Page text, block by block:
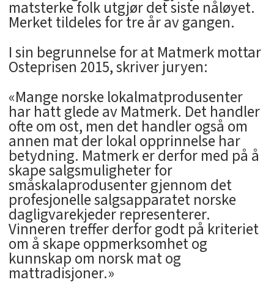
matsterke folk utgjør det siste nåløyet.
Merket tildeles for tre år av gangen.
I sin begrunnelse for at Matmerk mottar
Osteprisen 2015, skriver juryen:
«Mange norske lokalmatprodusenter
har hatt glede av Matmerk. Det handler
ofte om ost, men det handler også om
annen mat der lokal opprinnelse har
betydning. Matmerk er derfor med på å
skape salgsmuligheter for
småskalaprodusenter gjennom det
profesjonelle salgsapparatet norske
dagligvarekjeder representerer.
Vinneren treffer derfor godt på kriteriet
om å skape oppmerksomhet og
kunnskap om norsk mat og
mattradisjoner.»